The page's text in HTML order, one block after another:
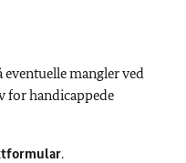
mangler ved
for handicappede
.